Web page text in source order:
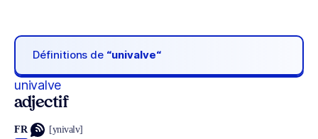
Définitions de “univalve“
univalve
adjectif
FR [ynivalv]